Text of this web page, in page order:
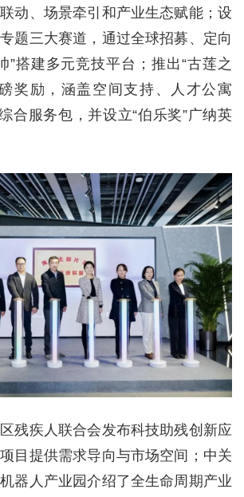
动、场景牵引和产业生态赋能；设
题三大赛道，通过全球招募、定向
”搭建多元竞技平台；推出“古莲之
奖励，涵盖空间支持、人才公寓
合服务包，并设立“伯乐奖”广纳英
残疾人联合会发布科技助残创新应
目提供需求导向与市场空间；中关
器人产业园介绍了全生命周期产业